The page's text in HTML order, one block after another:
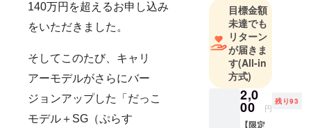
140万円を超えるお申し込み
をいただきました。
そしてこのたび、キャリ
アーモデルがさらにバー
ジョンアップした「だっこ
モデル＋SG（ぷらす
製品は、元
を辿ればす
べては「1本
の糸」とな
ります。 1本
の糸から生
み出される
様々な表情
目標金額
未達でも
リターン
が届きま
す(All-in
方式)
2,0
00 円
残り93
【限定